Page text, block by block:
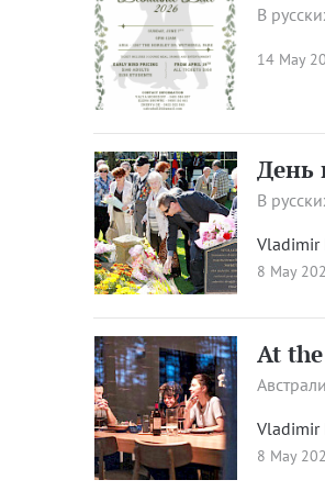
В
14 May
День
В
Vladimir
8 May
At
Vladimir
8 May